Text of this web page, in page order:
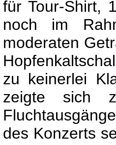
für Tour-Shirt,
noch im
moderaten
zu keinerlei
zeigte sich
des Konzerts